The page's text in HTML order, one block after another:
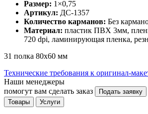
Размер: 1×0,75
Артикул: ДС-1357
Количество карманов: Без
Материал: пластик ПВХ 3мм,
720 dpi, ламинирующая пленка,
31 полка 80х60 мм
Технические требования к оригинал-
Наши менеджеры
помогут вам сделать заказ
Подать заявку
Товары
Услуги